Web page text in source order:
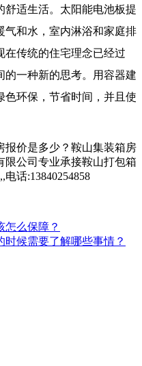
舒适生活。太阳能电池板提
气和水，室内淋浴和家庭排
在传统的住宅理念已经过
的一种新的思考。用容器建
色环保，节省时间，并且使
报价是多少？鞍山集装箱房
限公司专业承接鞍山打包箱
话:13840254858
怎么保障？
候需要了解哪些事情？